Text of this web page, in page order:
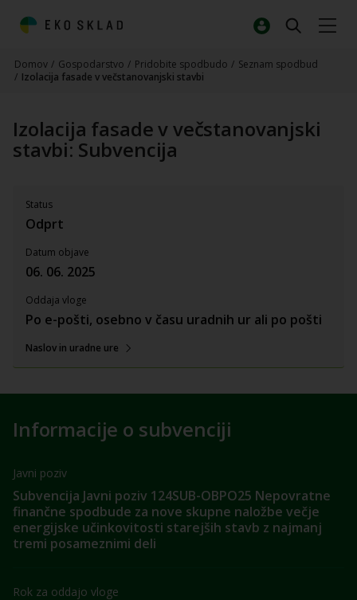
Domov / Gospodarstvo / Pridobite spodbudo / Seznam spodbud
/ Izolacija fasade v večstanovanjski stavbi
Izolacija fasade v večstanovanjski
stavbi: Subvencija
Informacije o subvenciji
Javni poziv
Subvencija Javni poziv 124SUB-OBPO25 Nepovratne
finančne spodbude za nove skupne naložbe večje
energijske učinkovitosti starejših stavb z najmanj
tremi posameznimi deli
Rok za oddajo vloge
Status
Odprt
Datum objave
06. 06. 2025
Oddaja vloge
Po e-pošti, osebno v času uradnih ur ali po pošti
Naslov in uradne ure